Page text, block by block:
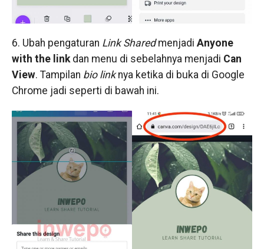
6. Ubah pengaturan Link Sharedmenjadi Anyone
with the linkdan menu di sebelahnya menjadi Can
View. Tampilan bio linknya ketika di buka di Google
Chrome jadi seperti di bawah ini.